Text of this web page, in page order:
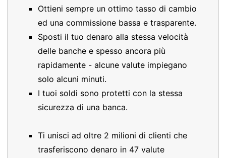
Ottieni sempre un ottimo tasso di cambio
ed una commissione bassa e trasparente.
Sposti il tuo denaro alla stessa velocità
delle banche e spesso ancora più
rapidamente - alcune valute impiegano
solo alcuni minuti.
I tuoi soldi sono protetti con la stessa
sicurezza di una banca.
Ti unisci ad oltre 2 milioni di clienti che
trasferiscono denaro in 47 valute